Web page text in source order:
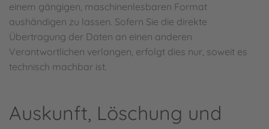
einem gängigen, maschinenlesbaren Format
aushändigen zu lassen. Sofern Sie die direkte
Übertragung der Daten an einen anderen
Verantwortlichen verlangen, erfolgt dies nur, soweit es
technisch machbar ist.
Auskunft, Löschung und